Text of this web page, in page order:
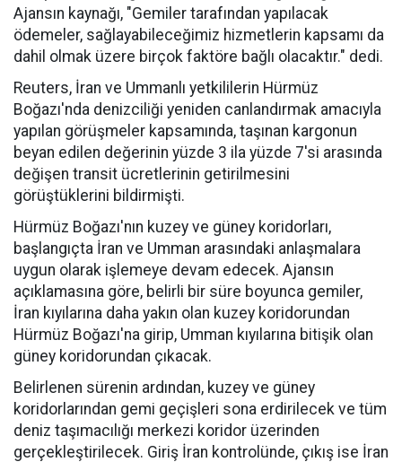
Ajansın kaynağı, "Gemiler tarafından yapılacak
ödemeler, sağlayabileceğimiz hizmetlerin kapsamı da
dahil olmak üzere birçok faktöre bağlı olacaktır." dedi.
Reuters, İran ve Ummanlı yetkililerin Hürmüz
Boğazı'nda denizciliği yeniden canlandırmak amacıyla
yapılan görüşmeler kapsamında, taşınan kargonun
beyan edilen değerinin yüzde 3 ila yüzde 7'si arasında
değişen transit ücretlerinin getirilmesini
görüştüklerini bildirmişti.
Hürmüz Boğazı'nın kuzey ve güney koridorları,
başlangıçta İran ve Umman arasındaki anlaşmalara
uygun olarak işlemeye devam edecek. Ajansın
açıklamasına göre, belirli bir süre boyunca gemiler,
İran kıyılarına daha yakın olan kuzey koridorundan
Hürmüz Boğazı'na girip, Umman kıyılarına bitişik olan
güney koridorundan çıkacak.
Belirlenen sürenin ardından, kuzey ve güney
koridorlarından gemi geçişleri sona erdirilecek ve tüm
deniz taşımacılığı merkezi koridor üzerinden
gerçekleştirilecek. Giriş İran kontrolünde, çıkış ise İran